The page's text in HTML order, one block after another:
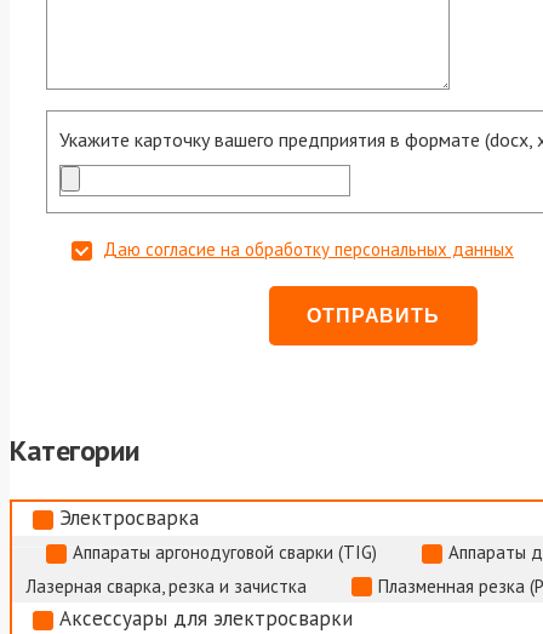
Укажите карточку вашего предприятия в формате (docx,
Даю согласие на обработку персональных данных
Категории
Электросварка
Аппараты аргонодуговой сварки (TIG)
Аппараты
Лазерная сварка, резка и зачистка
Плазменная резка
Аксессуары для электросварки